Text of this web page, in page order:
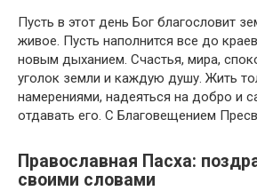
Пусть в этот день Бог благословит
живое. Пусть наполнится все до
новым дыханием. Счастья, мира,
уголок земли и каждую душу. Жить
намерениями, надеяться на добро и
отдавать его. С Благовещением
Православная Пасха:
своими словами